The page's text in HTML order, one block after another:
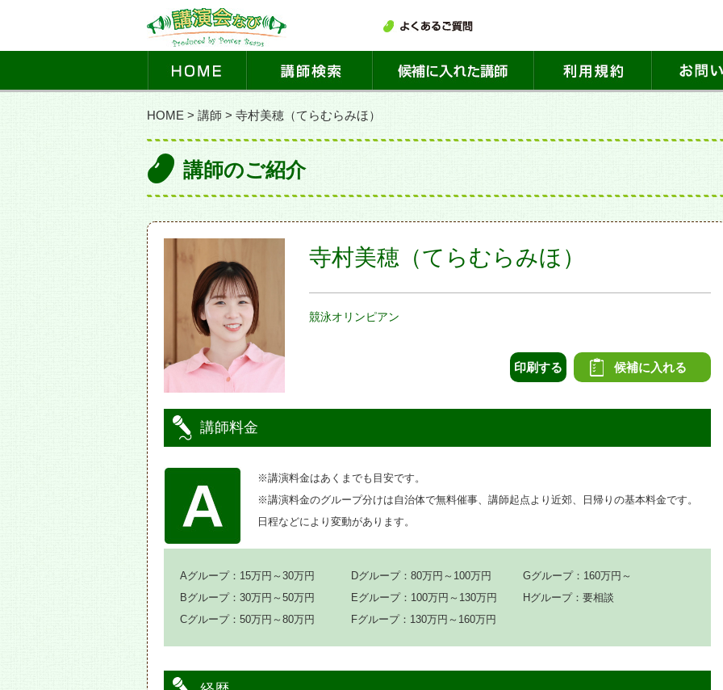
HOME > 講師 > 寺村美穂（てらむらみほ）
講師のご紹介
寺村美穂（てらむらみほ）
競泳オリンピアン
印刷する 候補に入れる
講師料金
※講演料金はあくまでも目安です。
※講演料金のグループ分けは自治体で無料催事、講師起点より近郊、日帰りの基本料金です。
日程などにより変動があります。
Aグループ：15万円～30万円
Bグループ：30万円～50万円
Cグループ：50万円～80万円
Dグループ：80万円～100万円
Eグループ：100万円～130万円
Fグループ：130万円～160万円
Gグループ：160万円～
Hグループ：要相談